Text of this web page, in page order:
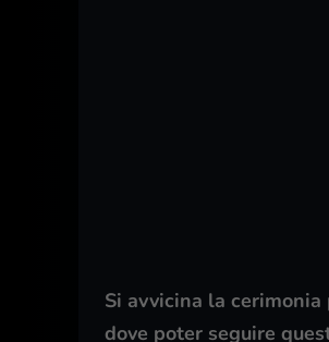
Si avvicina la
dove poter seguire